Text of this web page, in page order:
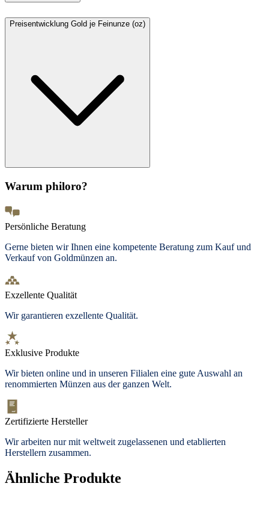
Preisentwicklung Gold je Feinunze (oz)
Warum philoro?
Persönliche Beratung
Gerne bieten wir Ihnen eine kompetente Beratung zum Kauf und
Verkauf von Goldmünzen an.
Exzellente Qualität
Wir garantieren exzellente Qualität.
Exklusive Produkte
Wir bieten online und in unseren Filialen eine gute Auswahl an
renommierten Münzen aus der ganzen Welt.
Zertifizierte Hersteller
Wir arbeiten nur mit weltweit zugelassenen und etablierten
Herstellern zusammen.
Ähnliche Produkte